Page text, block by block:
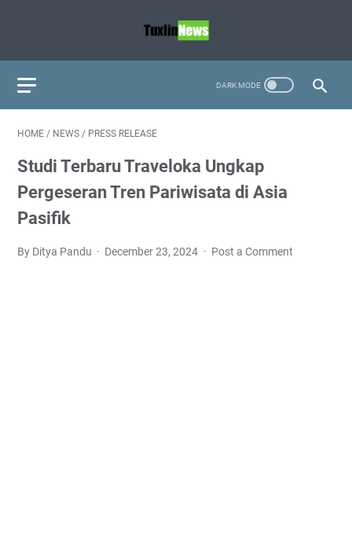
HOME / NEWS / PRESS RELEASE
Studi Terbaru Traveloka Ungkap
Pergeseran Tren Pariwisata di Asia
Pasifik
By Ditya Pandu December 23, 2024 Post a Comment